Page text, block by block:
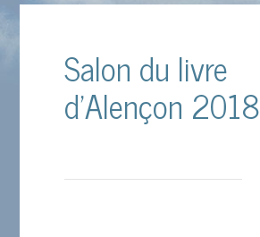
Salon du livre
d’Alençon 2018